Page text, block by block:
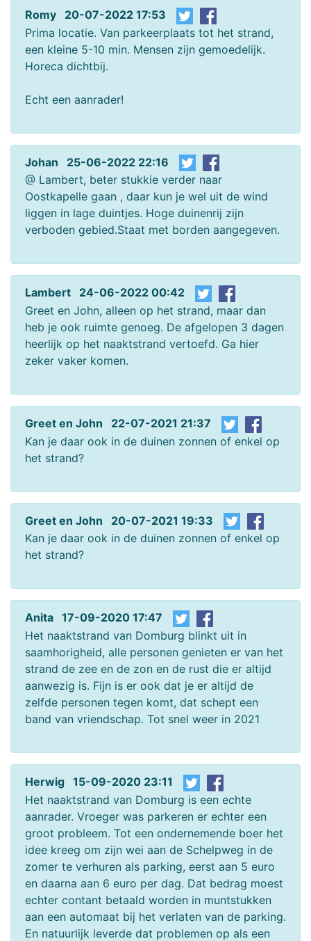
Romy 20-07-2022 17:53
Prima locatie. Van parkeerplaats tot het strand,
een kleine 5-10 min. Mensen zijn gemoedelijk.
Horeca dichtbij.
Echt een aanrader!
Johan 25-06-2022 22:16
@ Lambert, beter stukkie verder naar
Oostkapelle gaan , daar kun je wel uit de wind
liggen in lage duintjes. Hoge duinenrij zijn
verboden gebied.Staat met borden aangegeven.
Lambert 24-06-2022 00:42
Greet en John, alleen op het strand, maar dan
heb je ook ruimte genoeg. De afgelopen 3 dagen
heerlijk op het naaktstrand vertoefd. Ga hier
zeker vaker komen.
Greet en John 22-07-2021 21:37
Kan je daar ook in de duinen zonnen of enkel op
het strand?
Greet en John 20-07-2021 19:33
Kan je daar ook in de duinen zonnen of enkel op
het strand?
Anita 17-09-2020 17:47
Het naaktstrand van Domburg blinkt uit in
saamhorigheid, alle personen genieten er van het
strand de zee en de zon en de rust die er altijd
aanwezig is. Fijn is er ook dat je er altijd de
zelfde personen tegen komt, dat schept een
band van vriendschap. Tot snel weer in 2021
Herwig 15-09-2020 23:11
Het naaktstrand van Domburg is een echte
aanrader. Vroeger was parkeren er echter een
groot probleem. Tot een ondernemende boer het
idee kreeg om zijn wei aan de Schelpweg in de
zomer te verhuren als parking, eerst aan 5 euro
en daarna aan 6 euro per dag. Dat bedrag moest
echter contant betaald worden in muntstukken
aan een automaat bij het verlaten van de parking.
En natuurlijk leverde dat problemen op als een